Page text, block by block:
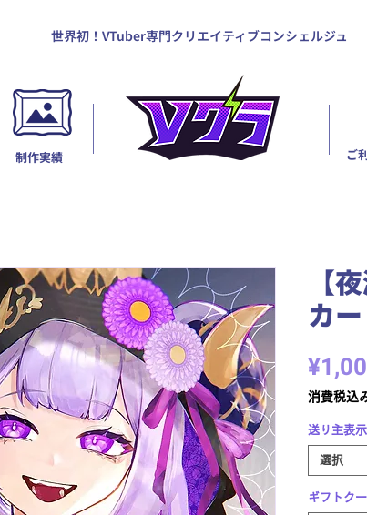
世界初！VTuber専門クリエイティブコンシェルジュ
制作実績 ご
【
カ
消費税込
送り主表示
選択
ギフトク